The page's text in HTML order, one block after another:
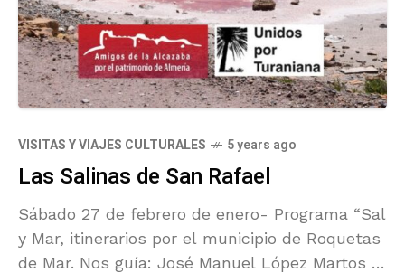
VISITAS Y VIAJES CULTURALES 5 years ago
Las Salinas de San Rafael
Sábado 27 de febrero de enero- Programa “Sal
y Mar, itinerarios por el municipio de Roquetas
de Mar. Nos guía: José Manuel López Martos y